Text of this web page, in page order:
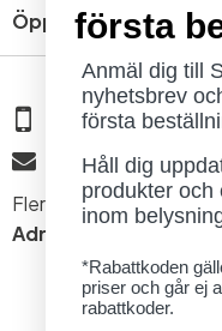
Öppettider
08 - 654 29 00
info@ljusbutik.se
Fler kontaktuppgifter »
Adress:
första
Anmäl dig till
nyhetsbrev
första
Håll dig
produkter och
inom
*Rabattkoden
priser och går ej
rabattkoder.